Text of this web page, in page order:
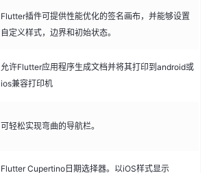
Flutter插件可提供性能优化的签名画布，并能够设置
自定义样式，边界和初始状态。
允许Flutter应用程序生成文档并将其打印到android或
ios兼容打印机
可轻松实现弯曲的导航栏。
Flutter Cupertino日期选择器。以iOS样式显示